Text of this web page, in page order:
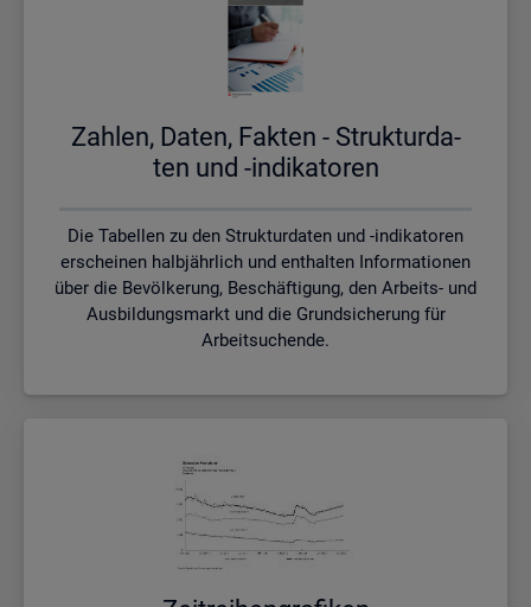
Zah­len, Daten, Fak­ten - Struk­tur­da­
ten und -in­di­ka­to­ren
Die Tabellen zu den Strukturdaten und -indikatoren
erscheinen halbjährlich und enthalten Informationen
über die Bevölkerung, Beschäftigung, den Arbeits- und
Ausbildungsmarkt und die Grundsicherung für
Arbeitsuchende.